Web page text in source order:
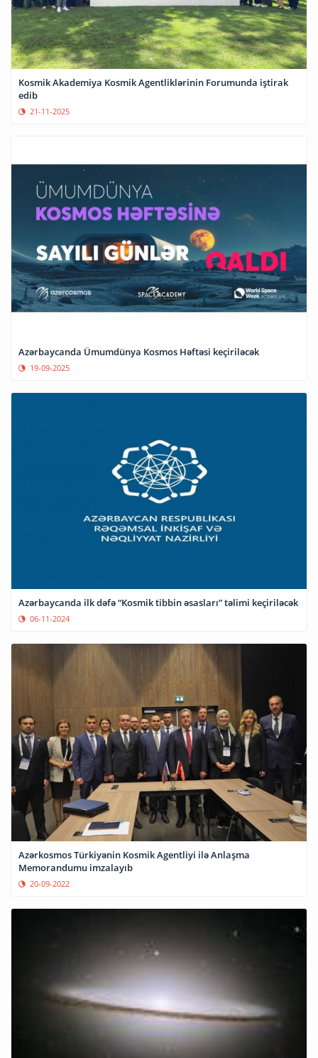
Kosmik Akademiya Kosmik Agentliklərinin Forumunda iştirak
edib
21-11-2025
Azərbaycanda Ümumdünya Kosmos Həftəsi keçiriləcək
19-09-2025
Azərbaycanda ilk dəfə “Kosmik tibbin əsasları” təlimi keçiriləcək
06-11-2024
Azərkosmos Türkiyənin Kosmik Agentliyi ilə Anlaşma
Memorandumu imzalayıb
20-09-2022